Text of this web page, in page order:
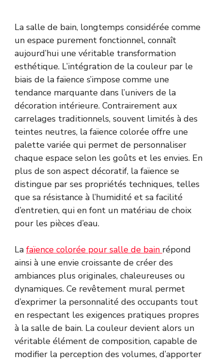
La salle de bain, longtemps considérée comme
un espace purement fonctionnel, connaît
aujourd’hui une véritable transformation
esthétique. L’intégration de la couleur par le
biais de la faïence s’impose comme une
tendance marquante dans l’univers de la
décoration intérieure. Contrairement aux
carrelages traditionnels, souvent limités à des
teintes neutres, la faïence colorée offre une
palette variée qui permet de personnaliser
chaque espace selon les goûts et les envies. En
plus de son aspect décoratif, la faïence se
distingue par ses propriétés techniques, telles
que sa résistance à l’humidité et sa facilité
d’entretien, qui en font un matériau de choix
pour les pièces d’eau.
La faïence colorée pour salle de bain répond
ainsi à une envie croissante de créer des
ambiances plus originales, chaleureuses ou
dynamiques. Ce revêtement mural permet
d’exprimer la personnalité des occupants tout
en respectant les exigences pratiques propres
à la salle de bain. La couleur devient alors un
véritable élément de composition, capable de
modifier la perception des volumes, d’apporter